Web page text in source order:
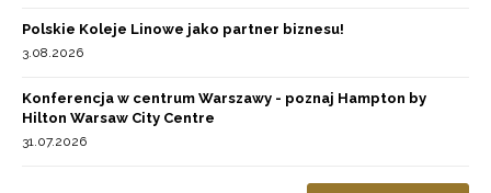
Polskie Koleje Linowe jako partner biznesu!
3.08.2026
Konferencja w centrum Warszawy - poznaj Hampton by
Hilton Warsaw City Centre
31.07.2026